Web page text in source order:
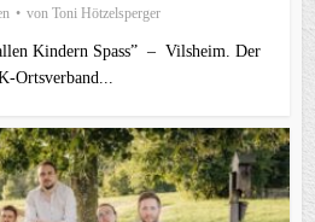
von Toni Hötzelsperger
Kindern Spass” – Vilsheim. Der
Ortsverband...